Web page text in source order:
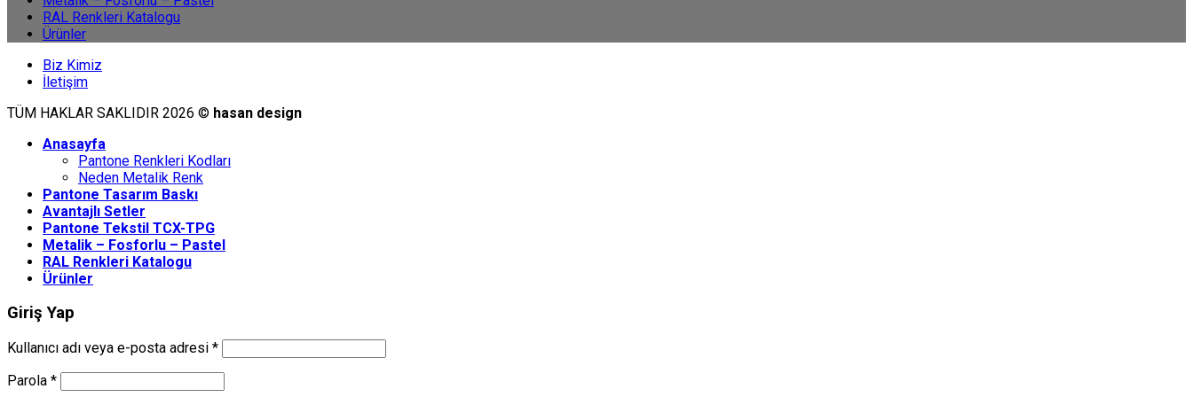
RAL Renkleri Katalogu
Ürünler
Biz Kimiz
İletişim
TÜM HAKLAR SAKLIDIR 2026 © hasan design
Anasayfa
Pantone Renkleri Kodları
Neden Metalik Renk
Pantone Tasarım Baskı
Avantajlı Setler
Pantone Tekstil TCX-TPG
Metalik – Fosforlu – Pastel
RAL Renkleri Katalogu
Ürünler
Giriş Yap
Kullanıcı adı veya e-posta adresi *
Parola *